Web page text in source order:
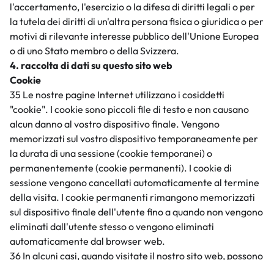
l'accertamento, l'esercizio o la difesa di diritti legali o per
la tutela dei diritti di un'altra persona fisica o giuridica o per
motivi di rilevante interesse pubblico dell'Unione Europea
o di uno Stato membro o della Svizzera.
4. raccolta di dati su questo sito web
Cookie
35 Le nostre pagine Internet utilizzano i cosiddetti
"cookie". I cookie sono piccoli file di testo e non causano
alcun danno al vostro dispositivo finale. Vengono
memorizzati sul vostro dispositivo temporaneamente per
la durata di una sessione (cookie temporanei) o
permanentemente (cookie permanenti). I cookie di
sessione vengono cancellati automaticamente al termine
della visita. I cookie permanenti rimangono memorizzati
sul dispositivo finale dell'utente fino a quando non vengono
eliminati dall'utente stesso o vengono eliminati
automaticamente dal browser web.
36 In alcuni casi, quando visitate il nostro sito web, possono